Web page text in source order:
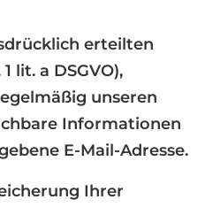
erteilten
lit. a DSGVO),
unseren
Informationen
E-Mail-Adresse.
Ihrer